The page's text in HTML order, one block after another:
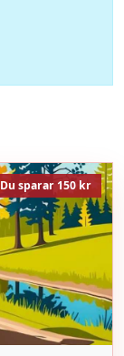
Du sparar 150 kr